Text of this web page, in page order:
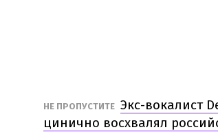
НЕ ПРОПУСТИТЕ Экс-вокалист
цинично восхвалял